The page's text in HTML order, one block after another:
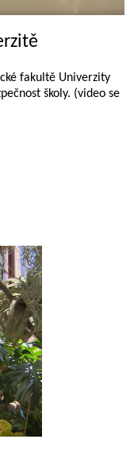
fakultě Univerzity
školy. (video se